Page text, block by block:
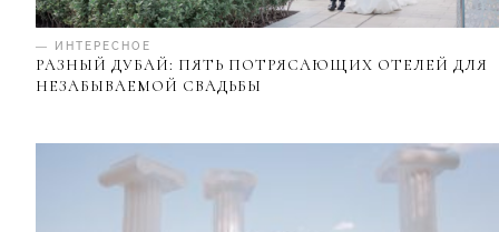
— ИНТЕРЕСНОЕ
РАЗНЫЙ ДУБАЙ: ПЯТЬ ПОТРЯСАЮЩИХ ОТЕЛЕЙ ДЛЯ
НЕЗАБЫВАЕМОЙ СВАДЬБЫ